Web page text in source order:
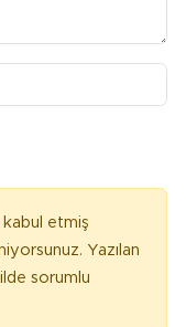
kabul etmiş
Yazılan
sorumlu